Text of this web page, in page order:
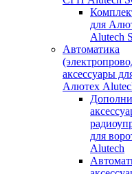
для
Alutech
Автоматика
аксессуары
Алютех
для
Alutech